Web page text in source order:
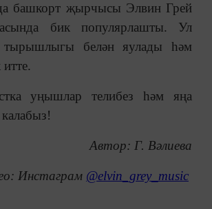
башкорт җырчысы Элвин Грей
бик популярлашты. Ул
белән яулады һәм
уңышлар телибез һәм яңа
Автор: Г. Вәлиева
Инстаграм @elvin_grey_music